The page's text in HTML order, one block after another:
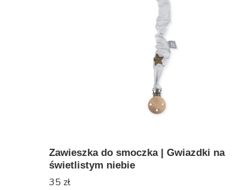
Zawieszka do smoczka | Gwiazdki na
świetlistym niebie
35 zł